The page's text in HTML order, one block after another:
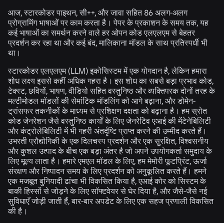
आज, स्टारकोडर पाइथन, सी++, और जावा सहित 86 अलग-अलग
प्रोग्रामिंग भाषाओं पर काम करता है। पेपर के प्रकाशन के समय तक, यह
कई भाषाओं का समर्थन करने वाले हर ओपन कोड एलएलएम से बेहतर
प्रदर्शन कर रहा था और कई बंद, मालिकाना मॉडल के साथ प्रतिस्पर्धी भी
था।
स्टारकोडर एलएलएम (LLM) इकोसिस्टम में एक योगदान है, लेकिन हमारा
शोध लक्ष्य इससे कहीं अधिक गहरा है। इस शोध का सबसे बड़ा प्रभाव कोड,
टेक्स्ट, छवियों, भाषण, वीडियो सहित वस्तुनिष्ठ और व्यक्तिपरक दोनों तरह के
मल्टीमोडल मॉडलों की सेमांटिक मॉडलिंग को आगे बढ़ाना, और डोमेन-
ट्रांसफर तकनीकों के माध्यम से प्रशिक्षण दक्षता को बढ़ाना है। हम स्रोत
कोड जेनरेशन जैसे वस्तुनिष्ठ कार्यों के लिए जेनरेटिव एआई की मेंटेनेबिलिटी
और कंट्रोलेबिलिटी में भी गहरी अंतर्दृष्टि प्राप्त करने की उम्मीद करते हैं।
उभरती प्रौद्योगिकी के एक दिलचस्प प्रदर्शन और एक सुरक्षित, विश्वसनीय
और कुशल उत्पाद के बीच एक बड़ा अंतर है जो अपने उपयोगकर्ता समुदाय के
लिए मूल्य लाता है। हमारे एमएल मॉडल के लिए, हम मेमोरी फूटप्रिंट, ऊर्जा
संरक्षण और निष्पादन समय के लिए प्रदर्शन को अनुकूलित करते हैं। हमने
एक मजबूत बुनियादी ढांचा भी विकसित किया है, एआई कोर को सिस्टम के
बाकी हिस्सों से जोड़ने के लिए सॉफ्टवेयर से घेर दिया है, और जैसे-जैसे नई
सुविधाएँ जोड़ी जाती हैं, बार-बार अपडेट के लिए एक सहज प्रणाली विकसित
की है।